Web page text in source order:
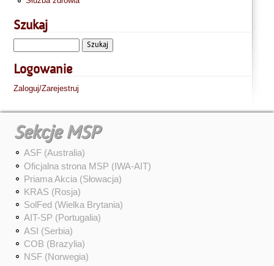
Szukaj
Logowanie
Zaloguj/Zarejestruj
Sekcje MSP
ASF (Australia)
Oficjalna strona MSP (IWA-AIT)
Priama Akcia (Słowacja)
KRAS (Rosja)
SolFed (Wielka Brytania)
AIT-SP (Portugalia)
ASI (Serbia)
COB (Brazylia)
NSF (Norwegia)